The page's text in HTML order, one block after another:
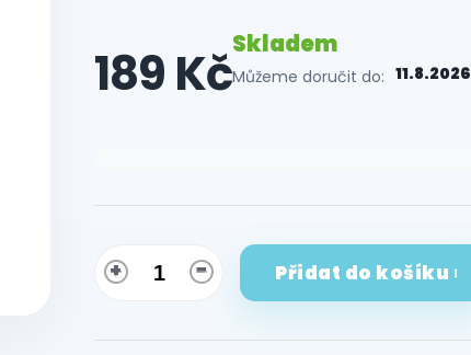
189 KčSkladem
Můžeme doručit do: 11.8.2026
Přidat do košíku